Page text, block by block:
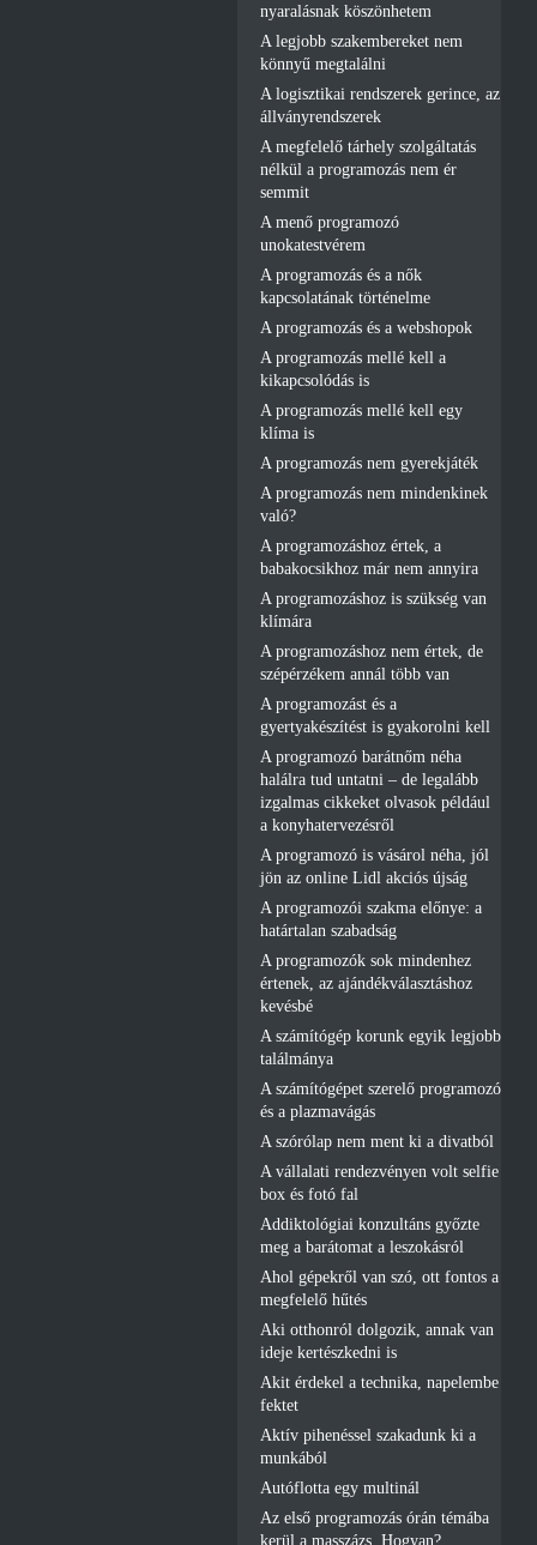
nyaralásnak köszönhetem
A legjobb szakembereket nem
könnyű megtalálni
A logisztikai rendszerek gerince, az
állványrendszerek
A megfelelő tárhely szolgáltatás
nélkül a programozás nem ér
semmit
A menő programozó
unokatestvérem
A programozás és a nők
kapcsolatának történelme
A programozás és a webshopok
A programozás mellé kell a
kikapcsolódás is
A programozás mellé kell egy
klíma is
A programozás nem gyerekjáték
A programozás nem mindenkinek
való?
A programozáshoz értek, a
babakocsikhoz már nem annyira
A programozáshoz is szükség van
klímára
A programozáshoz nem értek, de
szépérzékem annál több van
A programozást és a
gyertyakészítést is gyakorolni kell
A programozó barátnőm néha
halálra tud untatni – de legalább
izgalmas cikkeket olvasok például
a konyhatervezésről
A programozó is vásárol néha, jól
jön az online Lidl akciós újság
A programozói szakma előnye: a
határtalan szabadság
A programozók sok mindenhez
értenek, az ajándékválasztáshoz
kevésbé
A számítógép korunk egyik legjobb
találmánya
A számítógépet szerelő programozó
és a plazmavágás
A szórólap nem ment ki a divatból
A vállalati rendezvényen volt selfie
box és fotó fal
Addiktológiai konzultáns győzte
meg a barátomat a leszokásról
Ahol gépekről van szó, ott fontos a
megfelelő hűtés
Aki otthonról dolgozik, annak van
ideje kertészkedni is
Akit érdekel a technika, napelembe
fektet
Aktív pihenéssel szakadunk ki a
munkából
Autóflotta egy multinál
Az első programozás órán témába
kerül a masszázs. Hogyan?